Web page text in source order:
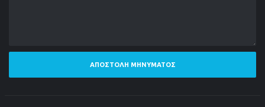
ΑΠΟΣΤΟΛΉ ΜΗΝΎΜΑΤΟΣ